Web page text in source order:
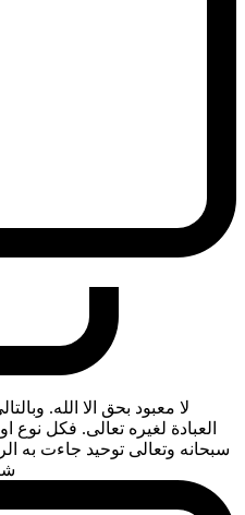
لا معبود بحق الا الله.
العبادة لغيره تعالى. فكل
سبحانه وتعالى توحيد جاءت به